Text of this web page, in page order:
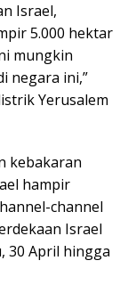
Israel,
5.000 hektar
mungkin
negara ini,”
Yerusalem
kebakaran
hampir
channel
Israel
30 April hingga